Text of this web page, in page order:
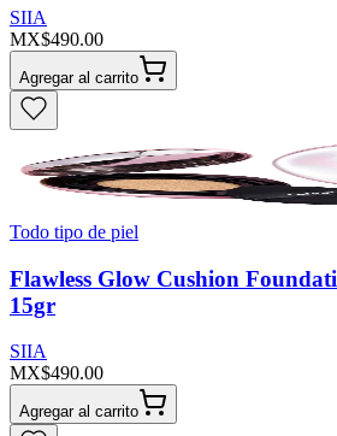
SIIA
MX$490.00
Agregar al carrito
Todo tipo de piel
Flawless Glow Cushion
15gr
SIIA
MX$490.00
Agregar al carrito